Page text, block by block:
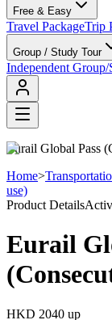
Free & Easy
Travel PackageTrip
Group / Study Tour
Independent
Eurail Global Pass
Home>
use)
Product Details
Eurail
HKD 2040 up